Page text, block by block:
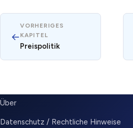
←
VORHERIGES
KAPITEL
Preispolitik
SUBMENU
Über
Datenschutz / Rechtliche Hinweise